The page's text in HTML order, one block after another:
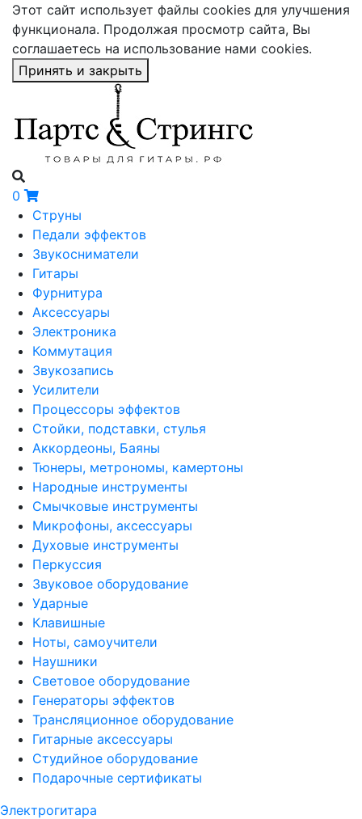
Этот сайт использует файлы cookies для улучшения
функционала. Продолжая просмотр сайта, Вы
соглашаетесь на использование нами cookies.
Принять и закрыть
0
Струны
Педали эффектов
Звукосниматели
Гитары
Фурнитура
Аксессуары
Электроника
Коммутация
Звукозапись
Усилители
Процессоры эффектов
Стойки, подставки, стулья
Аккордеоны, Баяны
Тюнеры, метрономы, камертоны
Народные инструменты
Смычковые инструменты
Микрофоны, аксессуары
Духовые инструменты
Перкуссия
Звуковое оборудование
Ударные
Клавишные
Ноты, самоучители
Наушники
Световое оборудование
Генераторы эффектов
Трансляционное оборудование
Гитарные аксессуары
Студийное оборудование
Подарочные сертификаты
Электрогитара